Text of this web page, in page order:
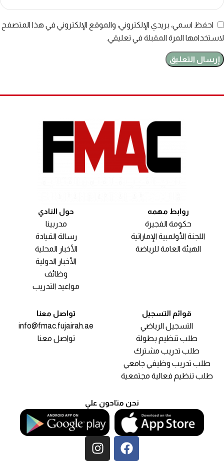
احفظ اسمي، بريدي الإلكتروني، والموقع الإلكتروني في هذا المتصفح
لاستخدامها المرة المقبلة في تعليقي.
روابط مهمه
حكومة الفجيرة
اللجنة الأولمبية الإماراتية
الهيئة العامة للرياضة
حول النادي
مدربينا
رسالة القيادة
الأخبار المحلية
الأخبار الدولية
وظائف
مواعيد التدريب
قوائم التسجيل
التسجيل الرياضي
طلب تنظيم بطولة
طلب تدريب مشترك
طلب تدريب وظيفي جامعي
طلب تنظيم فعالية مجتمعية
تواصل معنا
info@fmac.fujairah.ae
تواصل معنا
نحن متاحون علي